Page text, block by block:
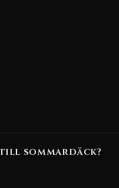
sommardäck?